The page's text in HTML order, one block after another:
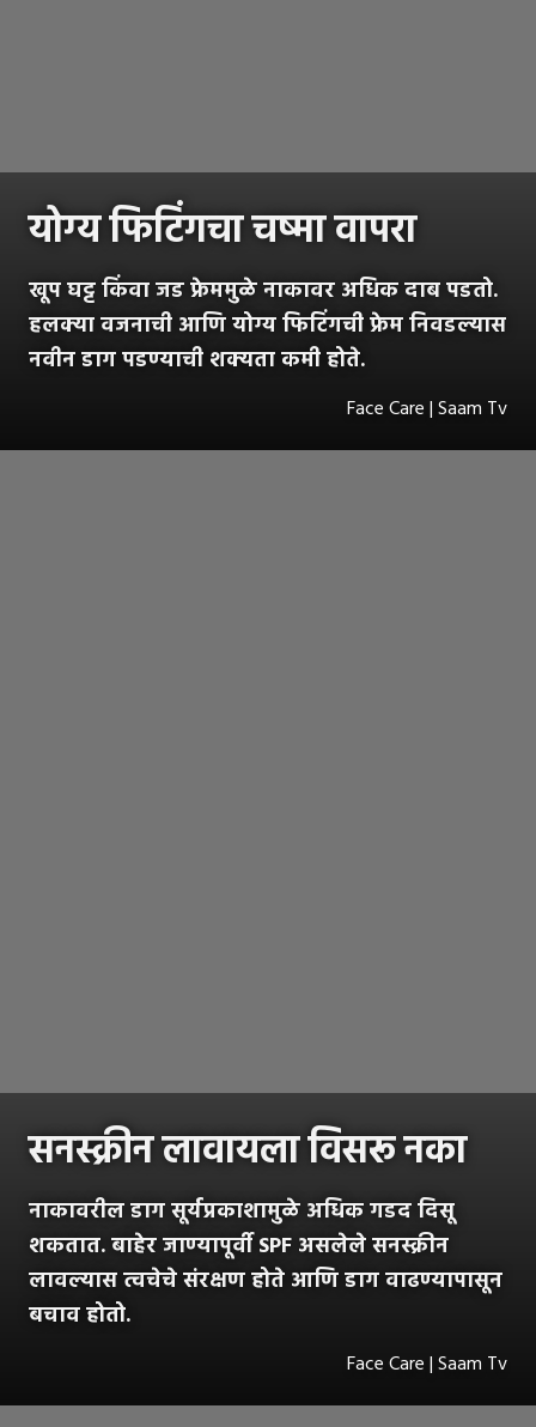
योग्य फिटिंगचा चष्मा वापरा
खूप घट्ट किंवा जड फ्रेममुळे नाकावर अधिक दाब पडतो.
हलक्या वजनाची आणि योग्य फिटिंगची फ्रेम निवडल्यास
नवीन डाग पडण्याची शक्यता कमी होते.
Face Care | Saam Tv
सनस्क्रीन लावायला विसरू नका
नाकावरील डाग सूर्यप्रकाशामुळे अधिक गडद दिसू
शकतात. बाहेर जाण्यापूर्वी SPF असलेले सनस्क्रीन
लावल्यास त्वचेचे संरक्षण होते आणि डाग वाढण्यापासून
बचाव होतो.
Face Care | Saam Tv